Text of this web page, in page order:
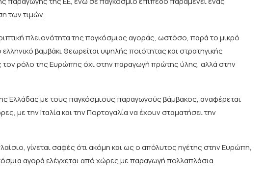
των τιμών.
πλειονότητα της παγκόσμιας αγοράς, ωστόσο, παρά το μικρό
βαμβάκι θεωρείται υψηλής ποιότητας και στρατηγικής
ρόλο της Ευρώπης όχι στην παραγωγή πρώτης ύλης, αλλά στην
Ελλάδας με τους παγκόσμιους παραγωγούς βάμβακος, αναφέρεται
με την Ιταλία και την Πορτογαλία να έχουν σταματήσει την
γίνεται σαφές ότι ακόμη και ως ο απόλυτος ηγέτης στην Ευρώπη,
αγορά ελέγχεται από χώρες με παραγωγή πολλαπλάσια.